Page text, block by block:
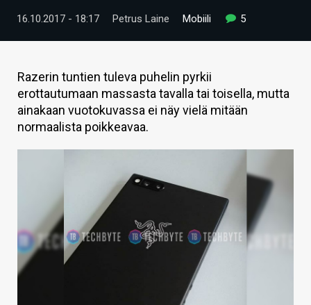
VIDEOT
TECHBBS
TIETOA
HINTA.FI
KAUPPA
HAKU
16.10.2017 - 18:17 Petrus Laine Mobiili 5
Razerin tuntien tuleva puhelin pyrkii
erottautumaan massasta tavalla tai toisella, mutta
ainakaan vuotokuvassa ei näy vielä mitään
normaalista poikkeavaa.